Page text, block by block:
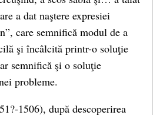
a dat naştere expresiei
care semnifică modul de a
şi încâlcită printr-o soluţie
semnifică şi o soluţie
probleme.
1506), după descoperirea